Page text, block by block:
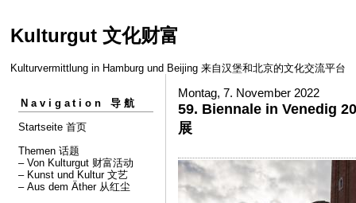
Kulturgut 文化财富
Kulturvermittlung in Hamburg und Beijing 来自汉堡和北京的文化交流平台
Navigation 导航
Startseite 首页
Themen 话题
– Von Kulturgut 财富活动
– Kunst und Kultur 文艺
– Aus dem Äther 从红尘
Montag, 7. November 2022
59. Biennale in Venedig
展